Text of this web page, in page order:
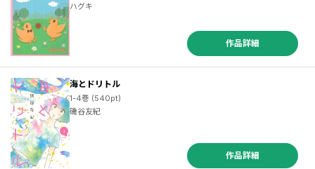
ハグキ
作品詳細
海とドリトル
1-4巻 (540pt)
磯谷友紀
作品詳細